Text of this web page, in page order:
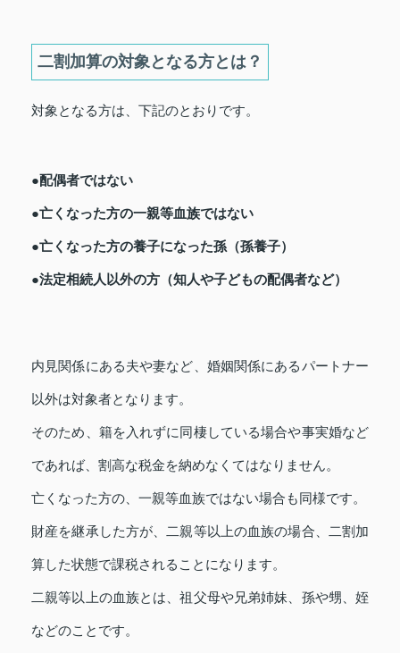
二割加算の対象となる方とは？
対象となる方は、下記のとおりです。
●配偶者ではない
●亡くなった方の一親等血族ではない
●亡くなった方の養子になった孫（孫養子）
●法定相続人以外の方（知人や子どもの配偶者など）
内見関係にある夫や妻など、婚姻関係にあるパートナー
以外は対象者となります。
そのため、籍を入れずに同棲している場合や事実婚など
であれば、割高な税金を納めなくてはなりません。
亡くなった方の、一親等血族ではない場合も同様です。
財産を継承した方が、二親等以上の血族の場合、二割加
算した状態で課税されることになります。
二親等以上の血族とは、祖父母や兄弟姉妹、孫や甥、姪
などのことです。